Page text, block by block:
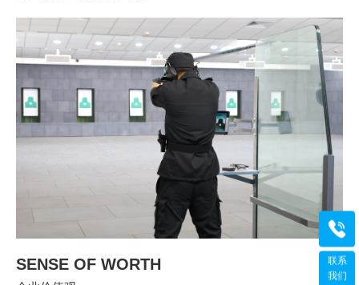
SENSE OF WORTH
咨询
400-
工作
联系
我们